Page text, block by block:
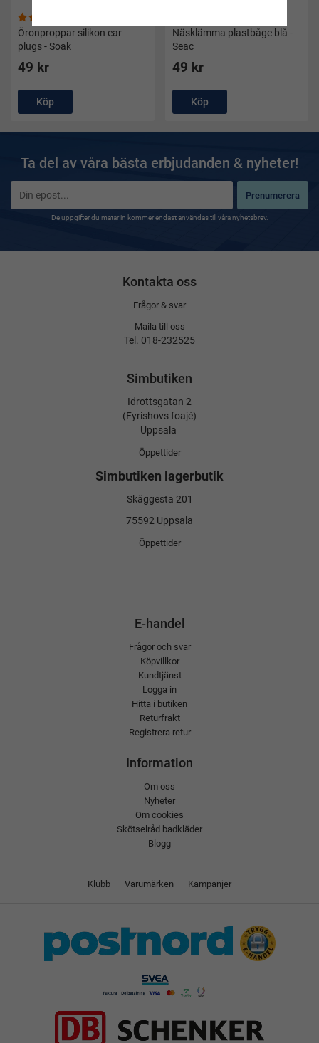
Öronproppar silikon ear
plugs - Soak
49 kr
Köp
Näsklämma plastbåge blå -
Seac
49 kr
Köp
Ta del av våra bästa erbjudanden & nyheter!
Prenumerera
De uppgifter du matar in kommer endast användas till våra nyhetsbrev.
Kontakta oss
Frågor & svar
Maila till oss
Tel. 018-232525
Simbutiken
Idrottsgatan 2
(Fyrishovs foajé)
Uppsala
Öppettider
Simbutiken lagerbutik
Skäggesta 201
75592 Uppsala
Öppettider
E-handel
Frågor och svar
Köpvillkor
Kundtjänst
Logga in
Hitta i butiken
Returfrakt
Registrera retur
Information
Om oss
Nyheter
Om cookies
Skötselråd badkläder
Blogg
Klubb Varumärken Kampanjer